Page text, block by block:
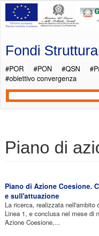
Salta al contenuto principale
Fondi
#POR #PON #QSN
#obiettivo convergenza
Piano di
Piano di Azione Coesione.
e sull'attuazione
La ricerca, realizzata nell'ambito
Linea 1, e conclusa nel mese di
Azione Coesione,...